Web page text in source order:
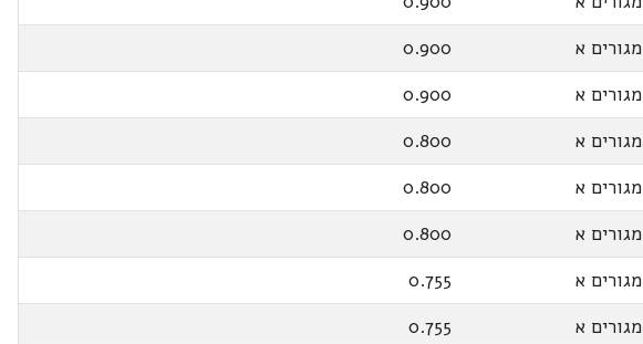
מגורים א
0.900
מגורים א
0.900
מגורים א
0.800
מגורים א
0.800
מגורים א
0.800
מגורים א
0.755
מגורים א
0.755